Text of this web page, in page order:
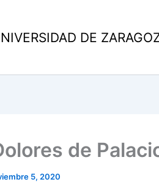
DE
de
5, 2020